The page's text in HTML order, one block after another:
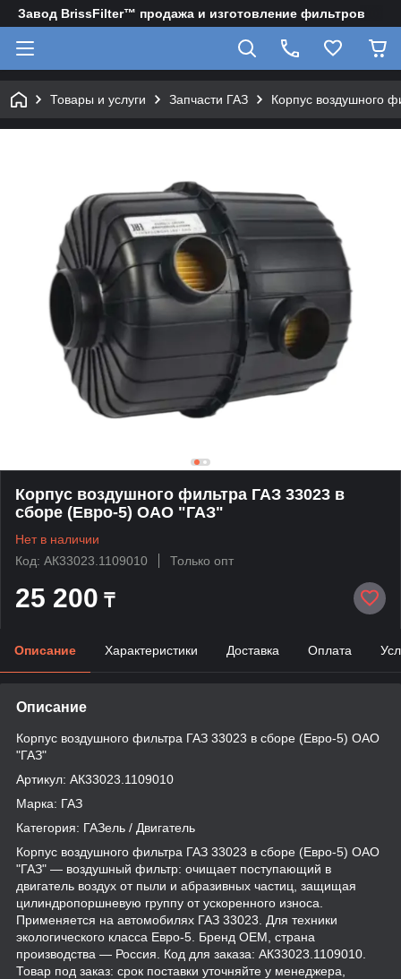
Завод BrissFilter™ продажа и изготовление фильтров
Товары и услуги Запчасти ГАЗ Корпус воздушного
Корпус воздушного фильтра ГАЗ 33023 в
сборе (Евро-5) ОАО "ГАЗ"
Нет в наличии
Код: АК33023.1109010
Только опт
25 200 ₸
Описание Характеристики Доставка Оплата
Описание
Корпус воздушного фильтра ГАЗ 33023 в сборе (Евро-5) ОАО
"ГАЗ"
Артикул: АК33023.1109010
Марка: ГАЗ
Категория: ГАЗель / Двигатель
Корпус воздушного фильтра ГАЗ 33023 в сборе (Евро-5) ОАО
"ГАЗ" — воздушный фильтр: очищает поступающий в
двигатель воздух от пыли и абразивных частиц, защищая
цилиндропоршневую группу от ускоренного износа.
Применяется на автомобилях ГАЗ 33023. Для техники
экологического класса Евро-5. Бренд OEM, страна
производства — Россия. Код для заказа: АК33023.1109010.
Товар под заказ: срок поставки уточняйте у менеджера,